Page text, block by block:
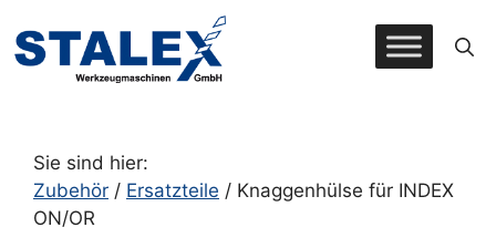
Inhalt
springen
Sie sind hier:
Zubehör / Ersatzteile / Knaggenhülse für INDEX
ON/OR